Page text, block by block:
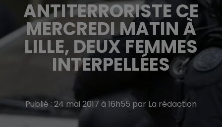
ANTITERRORISTE CE
MERCREDI MATIN À
LILLE, DEUX FEMMES
INTERPELLÉES
Publié : 24 mai 2017 à 16h55 par La rédaction